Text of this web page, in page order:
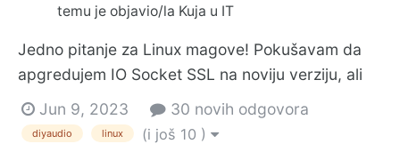
temu je objavio/la Kuja u IT
Jedno pitanje za Linux magove! Pokušavam da
apgredujem IO Socket SSL na noviju verziju, ali
dobijam poruku da je već imam (što nije tačno):
snake@snake:~$ sudo apt-get -f install --only-
upgrade libio-socket-ssl-perl [sudo] password
Jun 9, 2023 30 novih odgovora
diyaudio linux (i još 10 )